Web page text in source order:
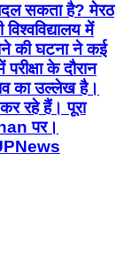
सकता है? मेरठ
में
की घटना ने कई
के दौरान
का उल्लेख है।
रहे हैं। पूरा
पर।